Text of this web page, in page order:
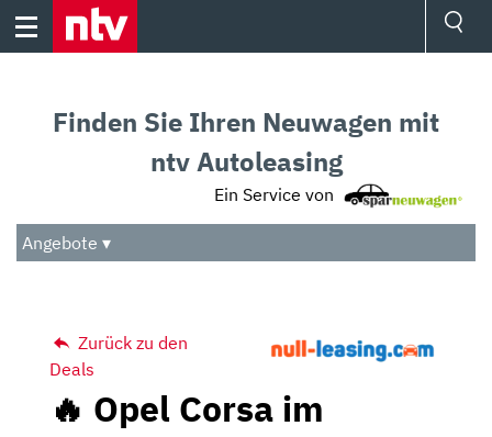
Skip
Audio
Das Beste
Finden Sie Ihren Neuwagen mit
ntv Autoleasing
Ein Service von
Angebote ▾
Zurück zu den
Deals
🔥 Opel Corsa im